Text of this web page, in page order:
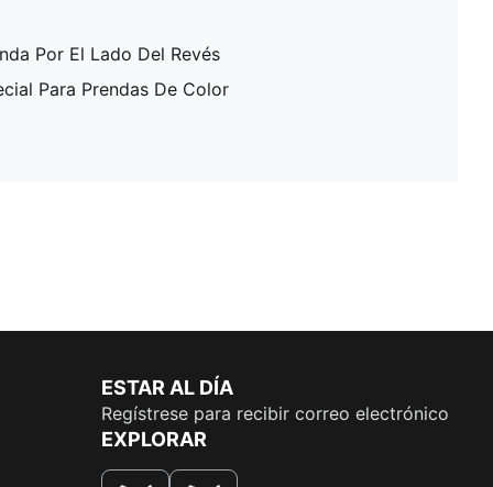
Por El Lado Del Revés
Para Prendas De Color
ESTAR AL DÍA
Regístrese para recibir correo electrónico
EXPLORAR